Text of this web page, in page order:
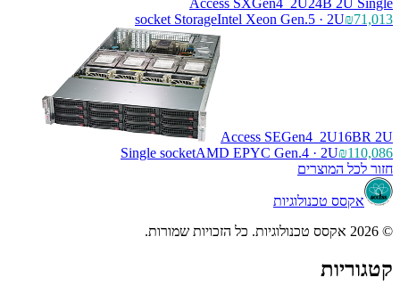
Access
socket StorageIntel Xeon
Access
Single socketAMD EPYC